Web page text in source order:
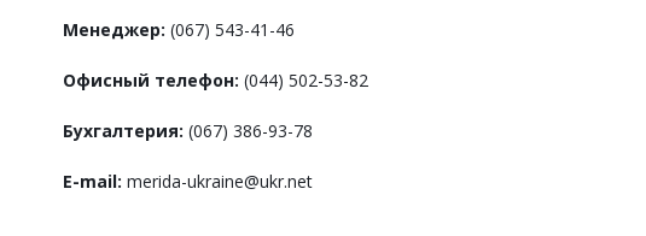
Менеджер: (067) 543-41-46
Офисный телефон: (044) 502-53-82
Бухгалтерия: (067) 386-93-78
E-mail: merida-ukraine@ukr.net